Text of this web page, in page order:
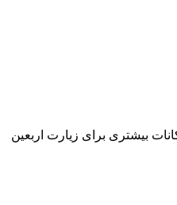
بیشتری برای زیارت اربعین